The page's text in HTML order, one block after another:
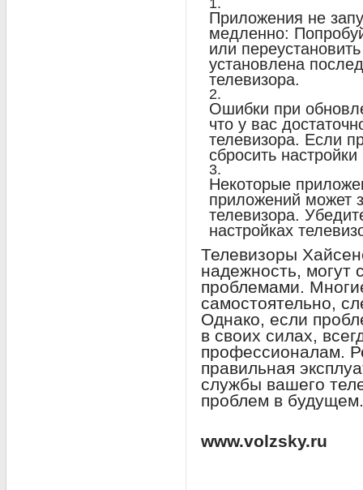
Приложения не
медленно:
или
установлена
телевизора.
Ошибки при
что у вас
телевизора. Если
сбросить
Некоторые
приложений может
телевизора.
настройках
Телевизоры
надежность, могут
проблемами.
самостоятельно,
Однако, если
в своих силах,
профессионалам.
правильная
службы вашего
проблем в будущем.
www.volzsky.ru